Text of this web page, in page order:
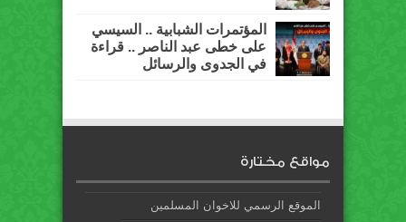
المؤتمرات الشبابية .. السيسي
على خطى عبد الناصر .. قراءة
في الجدوى والرسائل
مواقع مختارة
الموقع الرسمي للاخوان المسلمين